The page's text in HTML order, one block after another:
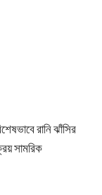
রানি ঝাঁসির
সামরিক